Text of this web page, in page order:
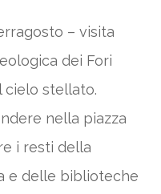
– visita
dei Fori
cielo stellato.
nella piazza
i resti della
e delle biblioteche